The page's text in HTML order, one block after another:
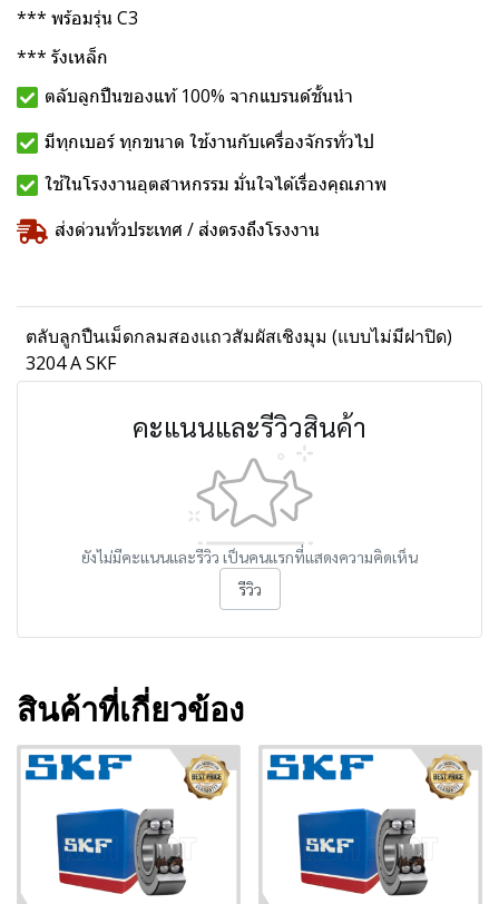
*** พร้อมรุ่น C3
*** รังเหล็ก
ตลับลูกปืนของแท้ 100% จากแบรนด์ชั้นนำ
มีทุกเบอร์ ทุกขนาด ใช้งานกับเครื่องจักรทั่วไป
ใช้ในโรงงานอุตสาหกรรม มั่นใจได้เรื่องคุณภาพ
ส่งด่วนทั่วประเทศ / ส่งตรงถึงโรงงาน
ตลับลูกปืนเม็ดกลมสองแถวสัมผัสเชิงมุม (แบบไม่มีฝาปิด)
3204 A SKF
คะแนนและรีวิวสินค้า
ยังไม่มีคะแนนและรีวิว เป็นคนแรกที่แสดงความคิดเห็น
รีวิว
สินค้าที่เกี่ยวข้อง